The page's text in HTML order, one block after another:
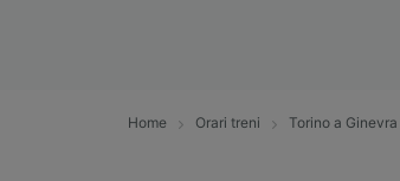
Home Orari treni Torino a Ginevra